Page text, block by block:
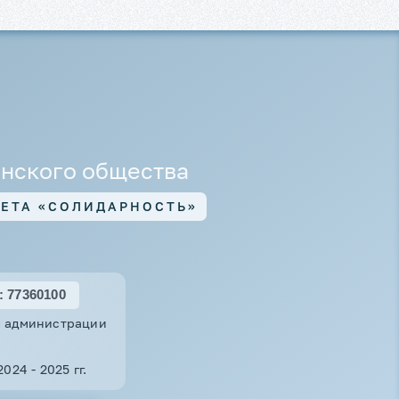
завода
Памятник труженикам тыла
московского НПЗ
Памятник погибшим в годы
ВОВ работникам совхоза им.
Горького
Памятник-стела воинам,
павшим в ВОВ
общества
«СОЛИДАРНОСТЬ»
администрации
- 2025 гг.